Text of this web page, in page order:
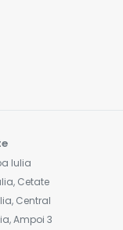
Iulia
Cetate
Central
Ampoi 3